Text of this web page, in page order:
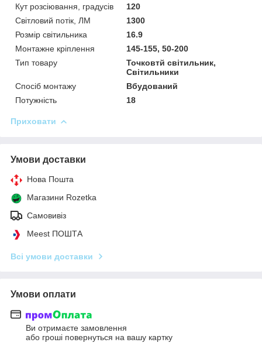
Кут розсіювання, градусів
120
Світловий потік, ЛМ
1300
Розмір світильника
16.9
Монтажне кріплення
145-155, 50-200
Тип товару
Точковтй світильник,
Світильники
Спосіб монтажу
Вбудований
Потужність
18
Приховати
Умови доставки
Нова Пошта
Магазини Rozetka
Самовивіз
Meest ПОШТА
Всі умови доставки
Умови оплати
Ви отримаєте замовлення
або гроші повернуться на вашу картку